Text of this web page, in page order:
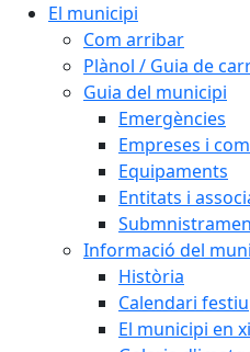
El municipi
Com arribar
Plànol / Guia de
Guia del municipi
Emergències
Empreses i
Equipaments
Entitats i
Informació del
Història
Calendari festiu
El municipi en